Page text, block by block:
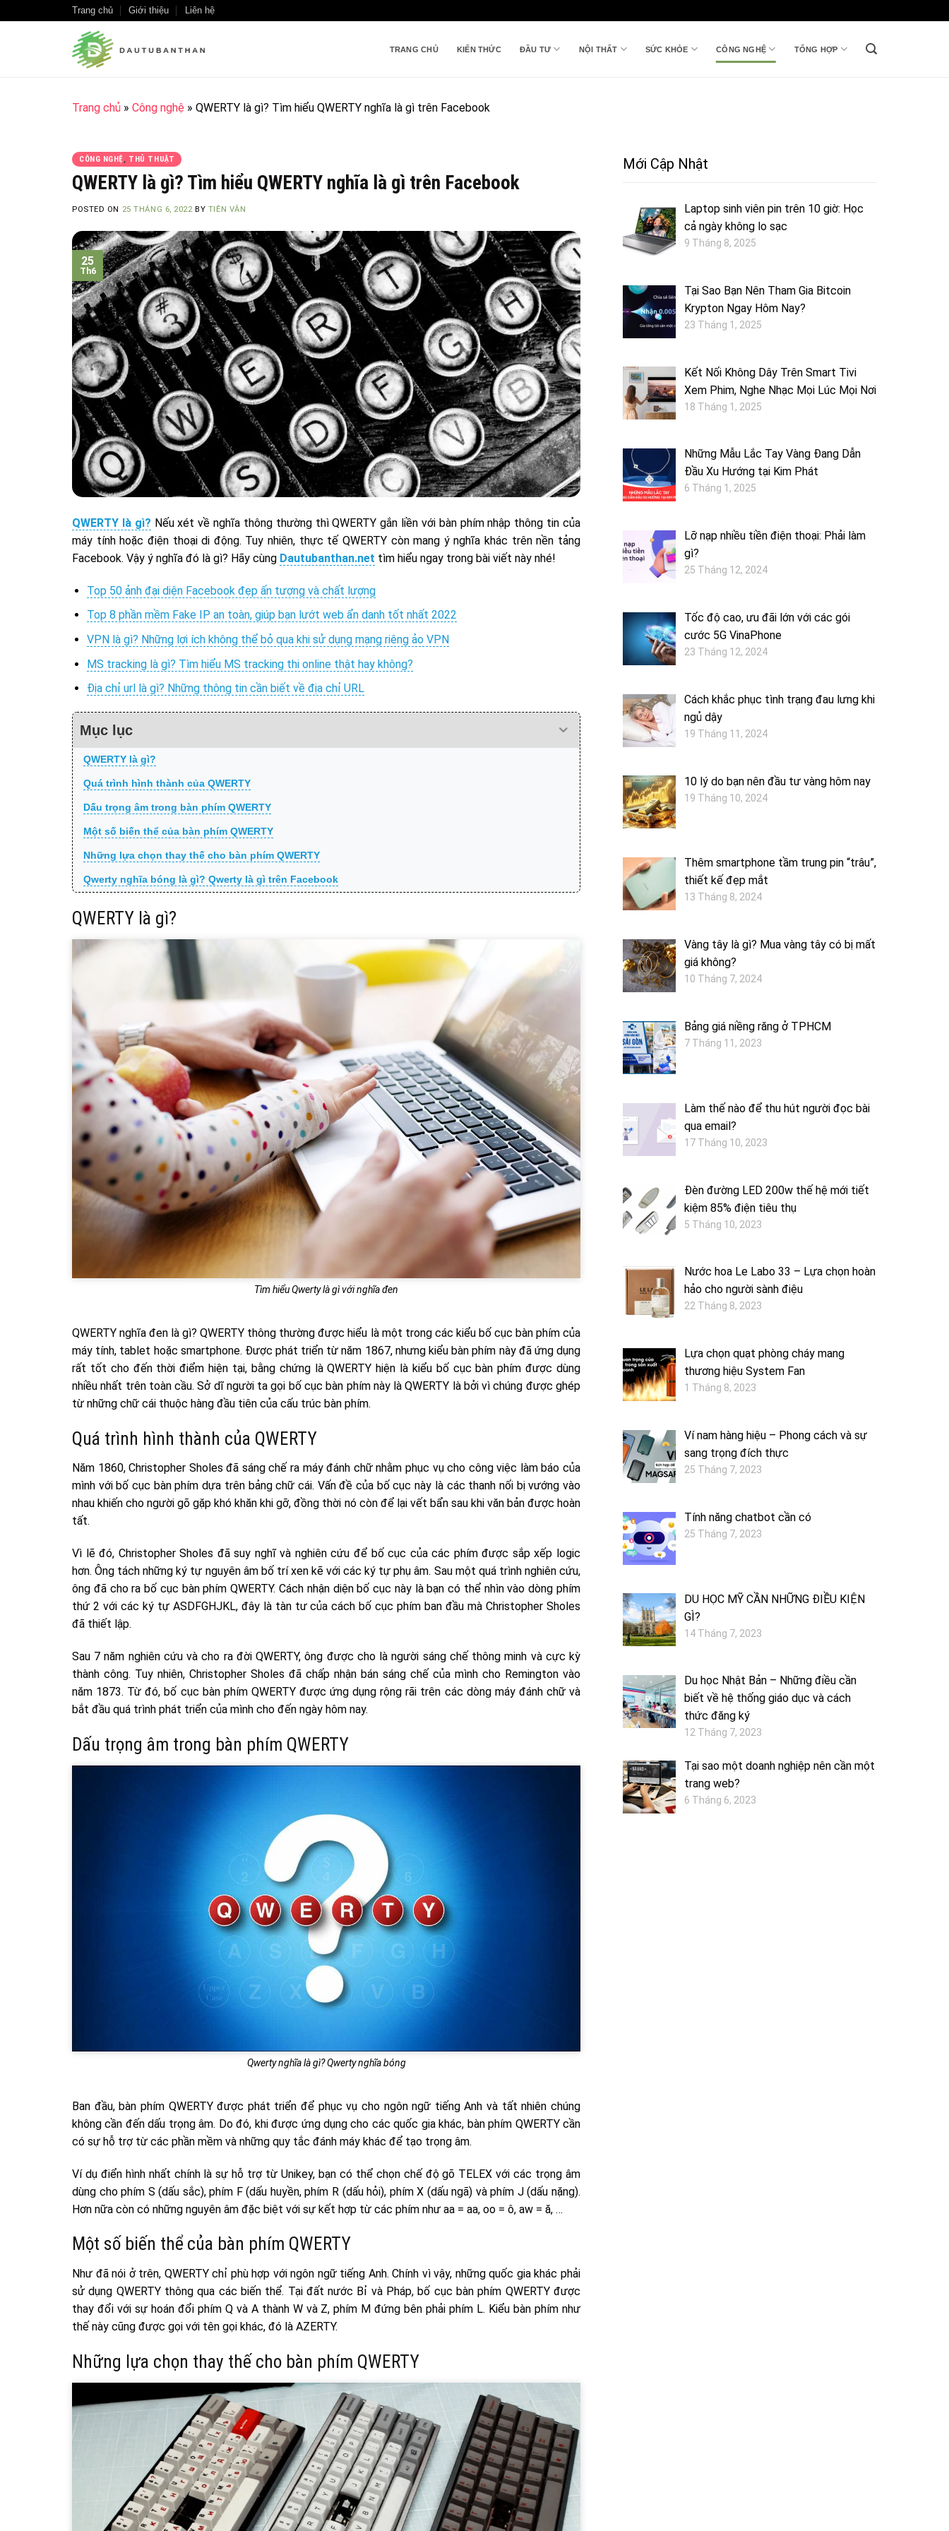
to
Trang chủ Giới thiệu Liên hệ
TRANG CHỦ KIẾN THỨC ĐẦU TƯ NỘI THẤT SỨC KHỎE CÔNG NGHỆ TỔNG HỢP
Trang chủ » Công nghệ » QWERTY là gì? Tìm hiểu QWERTY nghĩa là gì trên Facebook
CÔNG NGHỆ, THỦ THUẬT
QWERTY là gì? Tìm hiểu QWERTY nghĩa là gì trên Facebook
POSTED ON 25 THÁNG 6, 2022BY TIÊN VÂN
25
Th6
QWERTY là gì? Nếu xét về nghĩa thông thường thì QWERTY gắn liền với bàn phím nhập thông tin của
máy tính hoặc điện thoại di động. Tuy nhiên, thực tế QWERTY còn mang ý nghĩa khác trên nền tảng
Facebook. Vậy ý nghĩa đó là gì? Hãy cùng Dautubanthan.net tìm hiểu ngay trong bài viết này nhé!
Top 50 ảnh đại diện Facebook đẹp ấn tượng và chất lượng
Top 8 phần mềm Fake IP an toàn, giúp bạn lướt web ẩn danh tốt nhất 2022
VPN là gì? Những lợi ích không thể bỏ qua khi sử dụng mạng riêng ảo VPN
MS tracking là gì? Tìm hiểu MS tracking thi online thật hay không?
Địa chỉ url là gì? Những thông tin cần biết về địa chỉ URL
Mục lục
QWERTY là gì?
Quá trình hình thành của QWERTY
Dấu trọng âm trong bàn phím QWERTY
Một số biến thể của bàn phím QWERTY
Những lựa chọn thay thế cho bàn phím QWERTY
Qwerty nghĩa bóng là gì? Qwerty là gì trên Facebook
QWERTY là gì?
Tìm hiểu Qwerty là gì với nghĩa đen
QWERTY nghĩa đen là gì? QWERTY thông thường được hiểu là một trong các kiểu bố cục bàn phím của
máy tính, tablet hoặc smartphone. Được phát triển từ năm 1867, nhưng kiểu bàn phím này đã ứng dụng
rất tốt cho đến thời điểm hiện tại, bằng chứng là QWERTY hiện là kiểu bố cục bàn phím được dùng
nhiều nhất trên toàn cầu. Sở dĩ người ta gọi bố cục bàn phím này là QWERTY là bởi vì chúng được ghép
từ những chữ cái thuộc hàng đầu tiên của cấu trúc bàn phím.
Quá trình hình thành của QWERTY
Năm 1860, Christopher Sholes đã sáng chế ra máy đánh chữ nhằm phục vụ cho công việc làm báo của
mình với bố cục bàn phím dựa trên bảng chữ cái. Vấn đề của bố cục này là các thanh nối bị vướng vào
nhau khiến cho người gõ gặp khó khăn khi gỡ, đồng thời nó còn để lại vết bẩn sau khi văn bản được hoàn
tất.
Vì lẽ đó, Christopher Sholes đã suy nghĩ và nghiên cứu để bố cục của các phím được sắp xếp logic
hơn. Ông tách những ký tự nguyên âm bố trí xen kẽ với các ký tự phụ âm. Sau một quá trình nghiên cứu,
ông đã cho ra bố cục bàn phím QWERTY. Cách nhận diện bố cục này là bạn có thể nhìn vào dòng phím
thứ 2 với các ký tự ASDFGHJKL, đây là tàn tư của cách bố cục phím ban đầu mà Christopher Sholes
đã thiết lập.
Sau 7 năm nghiên cứu và cho ra đời QWERTY, ông được cho là người sáng chế thông minh và cực kỳ
thành công. Tuy nhiên, Christopher Sholes đã chấp nhận bán sáng chế của mình cho Remington vào
năm 1873. Từ đó, bố cục bàn phím QWERTY được ứng dụng rộng rãi trên các dòng máy đánh chữ và
bắt đầu quá trình phát triển của mình cho đến ngày hôm nay.
Dấu trọng âm trong bàn phím QWERTY
Qwerty nghĩa là gì? Qwerty nghĩa bóng
Ban đầu, bàn phím QWERTY được phát triển để phục vụ cho ngôn ngữ tiếng Anh và tất nhiên chúng
không cần đến dấu trọng âm. Do đó, khi được ứng dụng cho các quốc gia khác, bàn phím QWERTY cần
có sự hỗ trợ từ các phần mềm và những quy tắc đánh máy khác để tạo trọng âm.
Ví dụ điển hình nhất chính là sự hỗ trợ từ Unikey, bạn có thể chọn chế độ gõ TELEX với các trọng âm
dùng cho phím S (dấu sắc), phím F (dấu huyền, phím R (dấu hỏi), phím X (dấu ngã) và phím J (dấu nặng).
Hơn nữa còn có những nguyên âm đặc biệt với sự kết hợp từ các phím như aa = aa, oo = ô, aw = ă, …
Một số biến thể của bàn phím QWERTY
Như đã nói ở trên, QWERTY chỉ phù hợp với ngôn ngữ tiếng Anh. Chính vì vậy, những quốc gia khác phải
sử dụng QWERTY thông qua các biến thể. Tại đất nước Bỉ và Pháp, bố cục bàn phím QWERTY được
thay đổi với sự hoán đổi phím Q và A thành W và Z, phím M đứng bên phải phím L. Kiểu bàn phím như
thế này cũng được gọi với tên gọi khác, đó là AZERTY.
Những lựa chọn thay thế cho bàn phím QWERTY
Mới Cập Nhật
Laptop sinh viên pin trên 10 giờ: Học
cả ngày không lo sạc
9 Tháng 8, 2025
Tại Sao Bạn Nên Tham Gia Bitcoin
Krypton Ngay Hôm Nay?
23 Tháng 1, 2025
Kết Nối Không Dây Trên Smart Tivi
Xem Phim, Nghe Nhạc Mọi Lúc Mọi Nơi
18 Tháng 1, 2025
Những Mẫu Lắc Tay Vàng Đang Dẫn
Đầu Xu Hướng tại Kim Phát
6 Tháng 1, 2025
Lỡ nạp nhiều tiền điện thoại: Phải làm
gì?
25 Tháng 12, 2024
Tốc độ cao, ưu đãi lớn với các gói
cước 5G VinaPhone
23 Tháng 12, 2024
Cách khắc phục tình trạng đau lưng khi
ngủ dậy
19 Tháng 11, 2024
10 lý do bạn nên đầu tư vàng hôm nay
19 Tháng 10, 2024
Thêm smartphone tầm trung pin “trâu”,
thiết kế đẹp mắt
13 Tháng 8, 2024
Vàng tây là gì? Mua vàng tây có bị mất
giá không?
10 Tháng 7, 2024
Bảng giá niềng răng ở TPHCM
7 Tháng 11, 2023
Làm thế nào để thu hút người đọc bài
qua email?
17 Tháng 10, 2023
Đèn đường LED 200w thế hệ mới tiết
kiệm 85% điện tiêu thụ
5 Tháng 10, 2023
Nước hoa Le Labo 33 – Lựa chọn hoàn
hảo cho người sành điệu
22 Tháng 8, 2023
Lựa chọn quạt phòng cháy mang
thương hiệu System Fan
1 Tháng 8, 2023
Ví nam hàng hiệu – Phong cách và sự
sang trọng đích thực
25 Tháng 7, 2023
Tính năng chatbot cần có
25 Tháng 7, 2023
DU HỌC MỸ CẦN NHỮNG ĐIỀU KIỆN
GÌ?
14 Tháng 7, 2023
Du học Nhật Bản – Những điều cần
biết về hệ thống giáo dục và cách
thức đăng ký
12 Tháng 7, 2023
Tại sao một doanh nghiệp nên cần một
trang web?
6 Tháng 6, 2023